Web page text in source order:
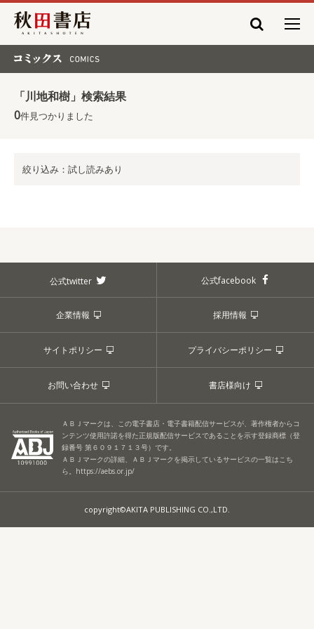
秋田書店
「川地和樹」検索結果
0件見つかりました
絞り込み：試し読みあり
公式twitter 公式facebook
企業情報 採用情報
サイトポリシー プライバシーポリシー
お問い合わせ 書店様向け
ＡＢＪマークは、この電子書店・電子書籍配信サービスが、著作権者からコ
ンテンツ使用許諾を得た正規版配信サービスであることを示す登録商標（登
録番号 第６０９１７１３号）です。
ＡＢＪマークの詳細、ＡＢＪマークを掲示しているサービスの一覧はこち
ら。 https://aebs.or.jp/
copyright©AKITA PUBLISHING CO.,LTD.